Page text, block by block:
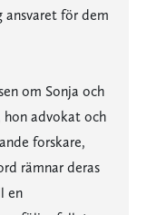
ansvaret för dem
om Sonja och
advokat och
forskare,
rämnar deras
en